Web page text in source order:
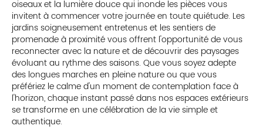
oiseaux et la lumière douce qui inonde les pièces vous
invitent à commencer votre journée en toute quiétude. Les
jardins soigneusement entretenus et les sentiers de
promenade à proximité vous offrent l'opportunité de vous
reconnecter avec la nature et de découvrir des paysages
évoluant au rythme des saisons. Que vous soyez adepte
des longues marches en pleine nature ou que vous
préfériez le calme d'un moment de contemplation face à
l'horizon, chaque instant passé dans nos espaces extérieurs
se transforme en une célébration de la vie simple et
authentique.